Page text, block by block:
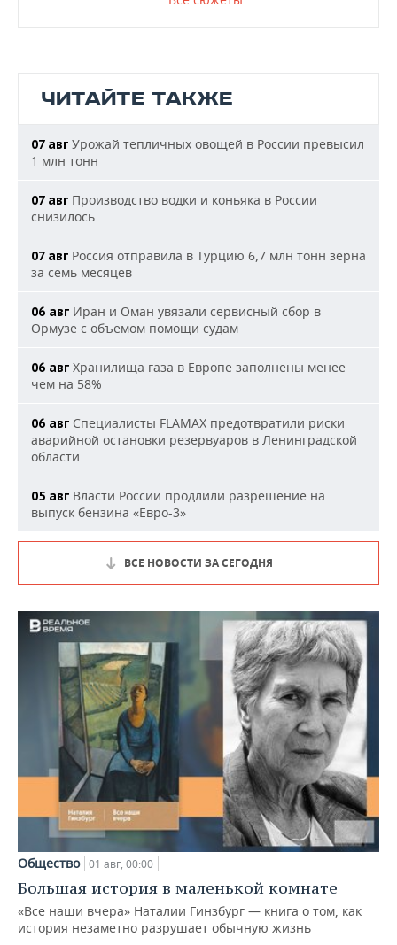
ЧИТАЙТЕ ТАКЖЕ
07 авг Урожай тепличных овощей в России превысил
1 млн тонн
07 авг Производство водки и коньяка в России
снизилось
07 авг Россия отправила в Турцию 6,7 млн тонн зерна
за семь месяцев
06 авг Иран и Оман увязали сервисный сбор в
Ормузе с объемом помощи судам
06 авг Хранилища газа в Европе заполнены менее
чем на 58%
06 авг Специалисты FLAMAX предотвратили риски
аварийной остановки резервуаров в Ленинградской
области
05 авг Власти России продлили разрешение на
выпуск бензина «Евро-3»
ВСЕ НОВОСТИ ЗА СЕГОДНЯ
Общество 01 авг, 00:00
Большая история в маленькой комнате
«Все наши вчера» Наталии Гинзбург — книга о том, как
история незаметно разрушает обычную жизнь